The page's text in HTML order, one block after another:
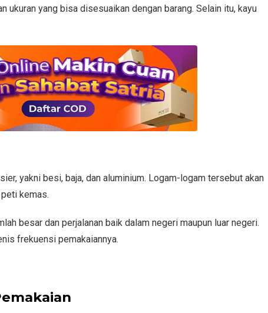
ukuran yang bisa disesuaikan dengan barang. Selain itu, kayu
yakni besi, baja, dan aluminium. Logam-logam tersebut akan
kemas.
besar dan perjalanan baik dalam negeri maupun luar negeri.
frekuensi pemakaiannya.